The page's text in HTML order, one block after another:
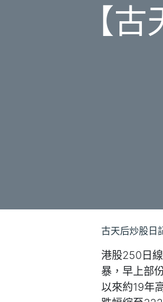
【
古天后炒股日
港股250日
暴，早上部
以來約19年